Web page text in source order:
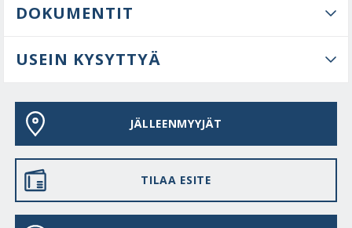
DOKUMENTIT
USEIN KYSYTTYÄ
JÄLLEENMYYJÄT
TILAA ESITE